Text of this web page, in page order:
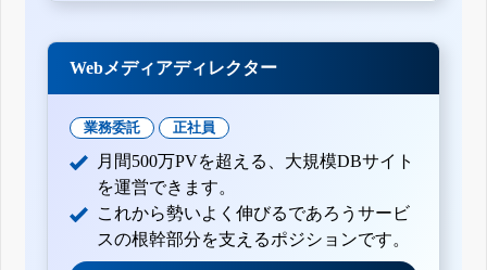
Webメディアディレクター
業務委託 正社員
月間500万PVを超える、大規模DBサイト
を運営できます。
これから勢いよく伸びるであろうサービ
スの根幹部分を支えるポジションです。